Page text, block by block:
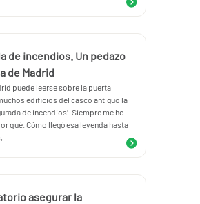
de incendios. Un pedazo
de Madrid
puede leerse sobre la puerta
edificios del casco antiguo la
de incendios’. Siempre me he
qué. Cómo llegó esa leyenda hasta
asegurar la